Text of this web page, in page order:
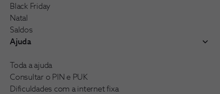
Black Friday
Natal
Saldos
Ajuda
Toda a ajuda
Consultar o PIN e PUK
Dificuldades com a internet fixa